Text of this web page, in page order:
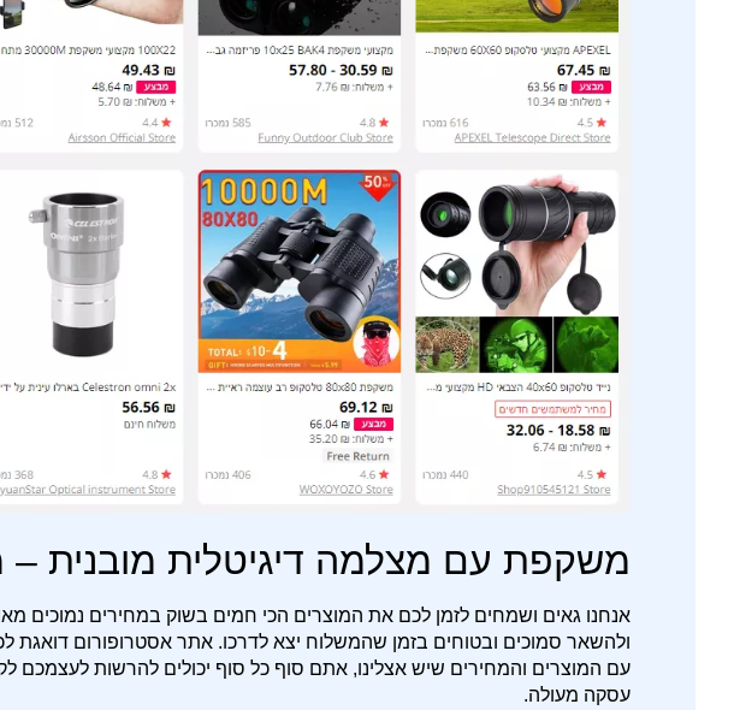
משקפת עם מצלמה דיגיטלית מובנית –
אנחנו גאים ושמחים לזמן לכם את המוצרים הכי חמים בשוק במחירים נמוכים
ולהשאר סמוכים ובטוחים בזמן שהמשלוח יצא לדרכו. אתר אסטרופורום
עם המוצרים והמחירים שיש אצלינו, אתם סוף כל סוף יכולים להרשות לעצמכם
עסקה מעולה.